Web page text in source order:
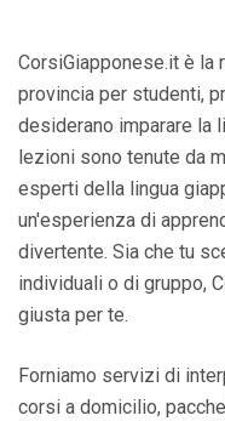
CorsiGiapponese.it è la
provincia per studenti,
desiderano imparare la
lezioni sono tenute da
esperti della lingua
un'esperienza di
divertente. Sia che tu
individuali o di gruppo,
giusta per te.
Forniamo servizi di
corsi a domicilio,